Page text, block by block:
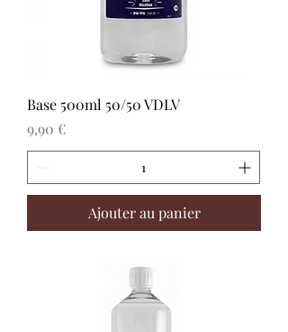
Base 500ml 50/50 VDLV
Prix
9,90 €
Ajouter au panier